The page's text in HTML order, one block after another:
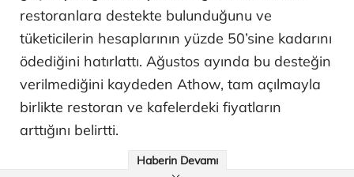
restoranlara destekte bulunduğunu ve
tüketicilerin hesaplarının yüzde 50’sine kadarını
ödediğini hatırlattı. Ağustos ayında bu desteğin
verilmediğini kaydeden Athow, tam açılmayla
birlikte restoran ve kafelerdeki fiyatların
arttığını belirtti.
Haberin Devamı